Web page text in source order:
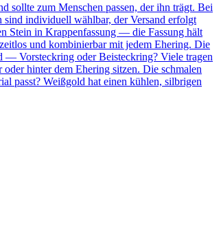
zum Menschen passen, der ihn trägt. Bei
individuell wählbar, der Versand erfolgt
Stein in Krappenfassung — die Fassung hält
und kombinierbar mit jedem Ehering. Die
— Vorsteckring oder Beisteckring? Viele tragen
hinter dem Ehering sitzen. Die schmalen
passt? Weißgold hat einen kühlen, silbrigen